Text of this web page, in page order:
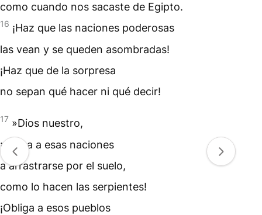
como cuando nos sacaste de Egipto.
16 ¡Haz que las naciones poderosas
las vean y se queden asombradas!
¡Haz que de la sorpresa
no sepan qué hacer ni qué decir!
17 »Dios nuestro,
¡obliga a esas naciones
a arrastrarse por el suelo,
como lo hacen las serpientes!
¡Obliga a esos pueblos